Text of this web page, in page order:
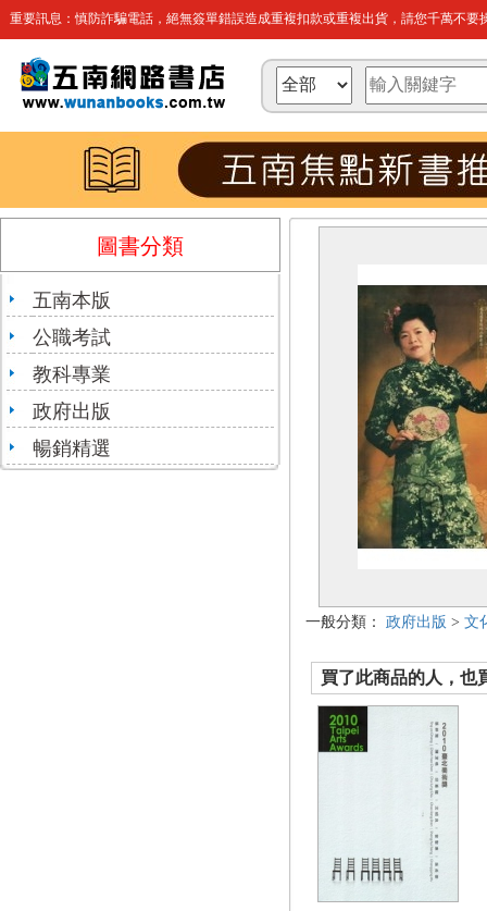
重要訊息：慎防詐騙電話，絕無簽單錯誤造成重複扣款或重複出貨，請您千萬不要
圖書分類
五南本版
公職考試
教科專業
政府出版
暢銷精選
一般分類： 政府出版 > 文
買了此商品的人，也